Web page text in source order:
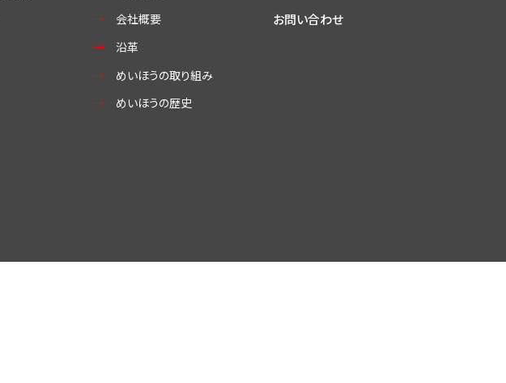
会社概要
沿革
めいほうの取り組み
めいほうの歴史
お問い合わせ